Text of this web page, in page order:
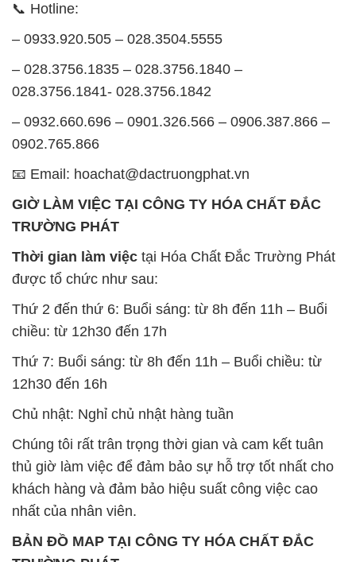
📞 Hotline:
– 0933.920.505 – 028.3504.5555
– 028.3756.1835 – 028.3756.1840 –
028.3756.1841- 028.3756.1842
– 0932.660.696 – 0901.326.566 – 0906.387.866 –
0902.765.866
📧 Email: hoachat@dactruongphat.vn
GIỜ LÀM VIỆC TẠI CÔNG TY HÓA CHẤT ĐẮC
TRƯỜNG PHÁT
Thời gian làm việc tại Hóa Chất Đắc Trường Phát
được tổ chức như sau:
Thứ 2 đến thứ 6: Buổi sáng: từ 8h đến 11h – Buổi
chiều: từ 12h30 đến 17h
Thứ 7: Buổi sáng: từ 8h đến 11h – Buổi chiều: từ
12h30 đến 16h
Chủ nhật: Nghỉ chủ nhật hàng tuần
Chúng tôi rất trân trọng thời gian và cam kết tuân
thủ giờ làm việc để đảm bảo sự hỗ trợ tốt nhất cho
khách hàng và đảm bảo hiệu suất công việc cao
nhất của nhân viên.
BẢN ĐỒ MAP TẠI CÔNG TY HÓA CHẤT ĐẮC